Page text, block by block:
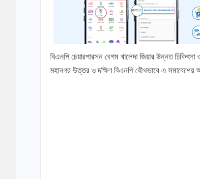
বিএনপি চেয়ারপারসন বেগম খালেদা জিয়ার উন্নত
মহানগর উত্তর ও দক্ষিণ বিএনপি যৌথভাবে এ